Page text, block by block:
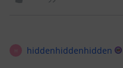
hiddenhiddenhidden